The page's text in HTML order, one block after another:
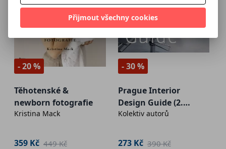
- 20 %
Těhotenské &
newborn fotografie
Kristina Mack
359 Kč 449 Kč
- 30 %
Prague Interior
Design Guide (2.
jakost)
Kolektiv autorů
273 Kč 390 Kč
Přijmout všechny cookies